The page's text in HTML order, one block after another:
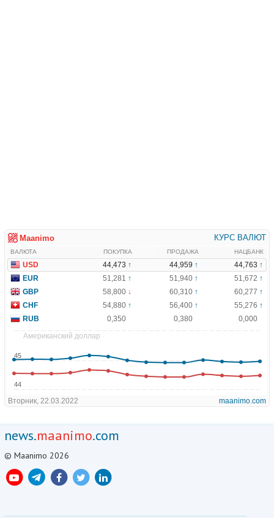
news.maanimo.com
© Maanimo 2026